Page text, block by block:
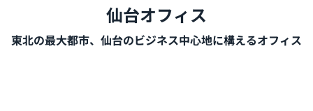
仙台オフィス
東北の最大都市、仙台のビジネス中心地に構えるオフィス